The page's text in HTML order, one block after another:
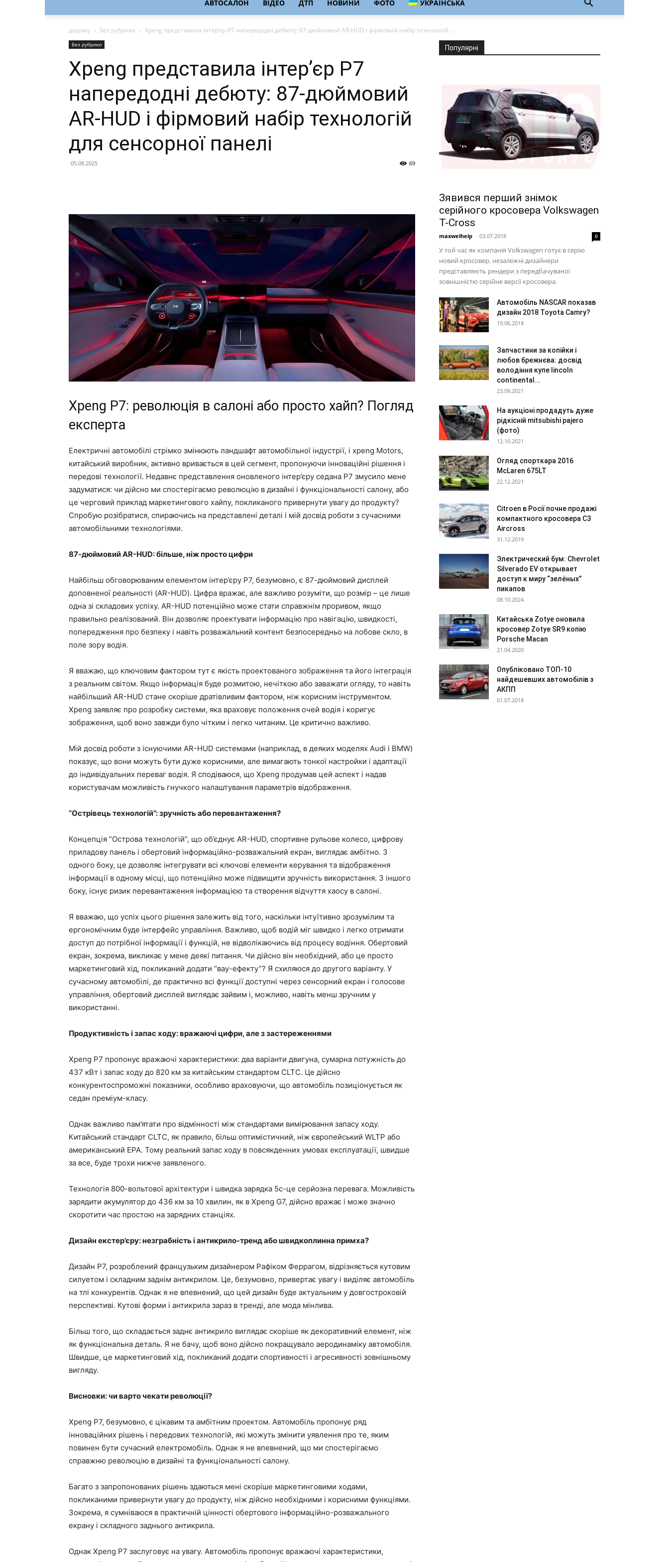
АВТОСАЛОН ВІДЕО ДТП НОВИНИ ФОТО УКРАЇНСЬКА
додому Без рубрики Xpeng представила інтер’єр P7 напередодні дебюту: 87‑дюймовий AR-HUD і фірмовий набір технологій...
Без рубрики
Xpeng представила інтер’єр P7
напередодні дебюту: 87‑дюймовий
AR-HUD і фірмовий набір технологій
для сенсорної панелі
05.08.2025 69
Xpeng P7: революція в салоні або просто хайп? Погляд
експерта
Електричні автомобілі стрімко змінюють ландшафт автомобільної індустрії, і xpeng Motors,
китайський виробник, активно вривається в цей сегмент, пропонуючи інноваційні рішення і
передові технології. Недавнє представлення оновленого інтер’єру седана P7 змусило мене
задуматися: чи дійсно ми спостерігаємо революцію в дизайні і функціональності салону, або
це черговий приклад маркетингового хайпу, покликаного привернути увагу до продукту?
Спробую розібратися, спираючись на представлені деталі і мій досвід роботи з сучасними
автомобільними технологіями.
87-дюймовий AR-HUD: більше, ніж просто цифри
Найбільш обговорюваним елементом інтер’єру P7, безумовно, є 87-дюймовий дисплей
доповненої реальності (AR-HUD). Цифра вражає, але важливо розуміти, що розмір – це лише
одна зі складових успіху. AR-HUD потенційно може стати справжнім проривом, якщо
правильно реалізований. Він дозволяє проектувати інформацію про навігацію, швидкості,
попередження про безпеку і навіть розважальний контент безпосередньо на лобове скло, в
поле зору водія.
Я вважаю, що ключовим фактором тут є якість проектованого зображення та його інтеграція
з реальним світом. Якщо інформація буде розмитою, нечіткою або заважати огляду, то навіть
найбільший AR-HUD стане скоріше дратівливим фактором, ніж корисним інструментом.
Xpeng заявляє про розробку системи, яка враховує положення очей водія і коригує
зображення, щоб воно завжди було чітким і легко читаним. Це критично важливо.
Мій досвід роботи з існуючими AR-HUD системами (наприклад, в деяких моделях Audi і BMW)
показує, що вони можуть бути дуже корисними, але вимагають тонкої настройки і адаптації
до індивідуальних переваг водія. Я сподіваюся, що Xpeng продумав цей аспект і надав
користувачам можливість гнучкого налаштування параметрів відображення.
“Острівець технологій”: зручність або перевантаження?
Концепція “Острова технологій”, що об’єднує AR-HUD, спортивне рульове колесо, цифрову
приладову панель і обертовий інформаційно-розважальний екран, виглядає амбітно. З
одного боку, це дозволяє інтегрувати всі ключові елементи керування та відображення
інформації в одному місці, що потенційно може підвищити зручність використання. З іншого
боку, існує ризик перевантаження інформацією та створення відчуття хаосу в салоні.
Я вважаю, що успіх цього рішення залежить від того, наскільки інтуїтивно зрозумілим та
ергономічним буде інтерфейс управління. Важливо, щоб водій міг швидко і легко отримати
доступ до потрібної інформації і функцій, не відволікаючись від процесу водіння. Обертовий
екран, зокрема, викликає у мене деякі питання. Чи дійсно він необхідний, або це просто
маркетинговий хід, покликаний додати “вау-ефекту”? Я схиляюся до другого варіанту. У
сучасному автомобілі, де практично всі функції доступні через сенсорний екран і голосове
управління, обертовий дисплей виглядає зайвим і, можливо, навіть менш зручним у
використанні.
Продуктивність і запас ходу: вражаючі цифри, але з застереженнями
Xpeng P7 пропонує вражаючі характеристики: два варіанти двигуна, сумарна потужність до
437 кВт і запас ходу до 820 км за китайським стандартом CLTC. Це дійсно
конкурентоспроможні показники, особливо враховуючи, що автомобіль позиціонується як
седан преміум-класу.
Однак важливо пам’ятати про відмінності між стандартами вимірювання запасу ходу.
Китайський стандарт CLTC, як правило, більш оптимістичний, ніж європейський WLTP або
американський EPA. Тому реальний запас ходу в повсякденних умовах експлуатації, швидше
за все, буде трохи нижче заявленого.
Технологія 800-вольтової архітектури і швидка зарядка 5c-це серйозна перевага. Можливість
зарядити акумулятор до 436 км за 10 хвилин, як в Xpeng G7, дійсно вражає і може значно
скоротити час простою на зарядних станціях.
Дизайн екстер’єру: незграбність і антикрило-тренд або швидкоплинна примха?
Дизайн P7, розроблений французьким дизайнером Рафіком Феррагом, відрізняється кутовим
силуетом і складним заднім антикрилом. Це, безумовно, привертає увагу і виділяє автомобіль
на тлі конкурентів. Однак я не впевнений, що цей дизайн буде актуальним у довгостроковій
перспективі. Кутові форми і антикрила зараз в тренді, але мода мінлива.
Більш того, що складається заднє антикрило виглядає скоріше як декоративний елемент, ніж
як функціональна деталь. Я не бачу, щоб воно дійсно покращувало аеродинаміку автомобіля.
Швидше, це маркетинговий хід, покликаний додати спортивності і агресивності зовнішньому
вигляду.
Висновки: чи варто чекати революції?
Xpeng P7, безумовно, є цікавим та амбітним проектом. Автомобіль пропонує ряд
інноваційних рішень і передових технологій, які можуть змінити уявлення про те, яким
повинен бути сучасний електромобіль. Однак я не впевнений, що ми спостерігаємо
справжню революцію в дизайні та функціональності салону.
Багато з запропонованих рішень здаються мені скоріше маркетинговими ходами,
покликаними привернути увагу до продукту, ніж дійсно необхідними і корисними функціями.
Зокрема, я сумніваюся в практичній цінності обертового інформаційно-розважального
екрану і складного заднього антикрила.
Однак Xpeng P7 заслуговує на увагу. Автомобіль пропонує вражаючі характеристики,
Популярні
Зявився перший знімок
серійного кросовера Volkswagen
T-Cross
maxwelhelp - 03.07.2018 0
У той час як компанія Volkswagen готує в серію
новий кросовер, незалежні дизайнери
представляють рендери з передбачуваної
зовнішністю серійне версії кросовера.
Автомобіль NASCAR показав
дизайн 2018 Toyota Camry?
19.06.2018
Запчастини за копійки і
любов брежнєва: досвід
володіння купе lincoln
continental...
23.09.2021
На аукціоні продадуть дуже
рідкісній mitsubishi pajero
(фото)
12.10.2021
Огляд спорткара 2016
McLaren 675LT
22.12.2021
Citroen в Росії почне продажі
компактного кросовера C3
Aircross
31.12.2019
Электрический бум: Chevrolet
Silverado EV открывает
доступ к миру “зелёных”
пикапов
08.10.2024
Китайська Zotye оновила
кросовер Zotye SR9 копію
Porsche Macan
21.04.2020
Опубліковано ТОП-10
найдешевших автомобілів з
АКПП
01.07.2018